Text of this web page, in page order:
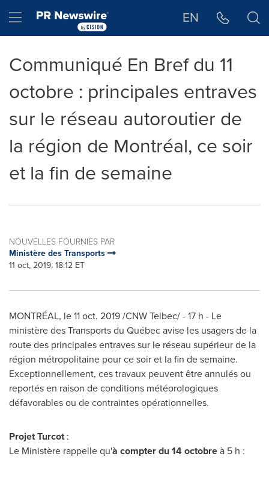
Hamburger menu EN
Communiqué En Bref du 11
octobre : principales entraves
sur le réseau autoroutier de
la région de Montréal, ce soir
et la fin de semaine
NOUVELLES FOURNIES PAR
Ministère des Transports
11 oct, 2019, 18:12 ET
MONTRÉAL, le11 oct. 2019/CNW Telbec/ - 17 h - Le
ministère des Transports du Québec avise les usagers de la
route des principales entraves sur le réseau supérieur de la
région métropolitaine pour ce soir et la fin de semaine.
Exceptionnellement, ces travaux peuvent être annulés ou
reportés en raison de conditions météorologiques
défavorables ou de contraintes opérationnelles.
Projet Turcot:
Le Ministère rappelle qu'à compter du 14 octobreà 5 h :